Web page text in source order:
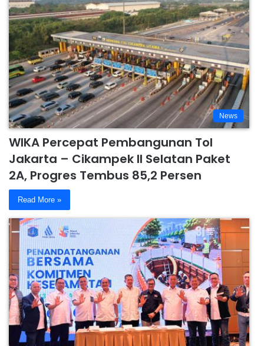
News
WIKA Percepat Pembangunan Tol
Jakarta – Cikampek II Selatan Paket
2A, Progres Tembus 85,2 Persen
Read More »